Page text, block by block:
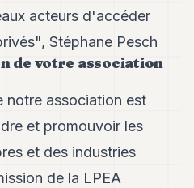
acteurs d'accéder
Stéphane Pesch
de votre association
notre association est
et promouvoir les
et des industries
de la LPEA